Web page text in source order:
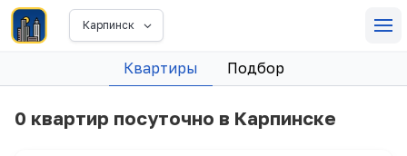
Карпинск
Квартиры Подбор
0 квартир посуточно в Карпинске